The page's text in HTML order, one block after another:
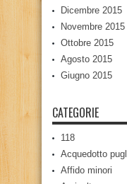
Dicembre 2015
Novembre 2015
Ottobre 2015
Agosto 2015
Giugno 2015
CATEGORIE
118
Acquedotto
Affido minori